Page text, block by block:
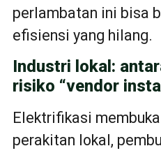
perlambatan ini bisa
efisiensi yang hilang.
Industri lokal:
risiko “vendor
Elektrifikasi
perakitan lokal,